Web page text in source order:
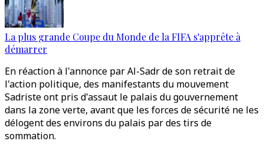
La plus grande Coupe du Monde de la FIFA s'apprête à
démarrer
En réaction à l'annonce par Al-Sadr de son retrait de
l'action politique, des manifestants du mouvement
Sadriste ont pris d'assaut le palais du gouvernement
dans la zone verte, avant que les forces de sécurité ne les
délogent des environs du palais par des tirs de
sommation.